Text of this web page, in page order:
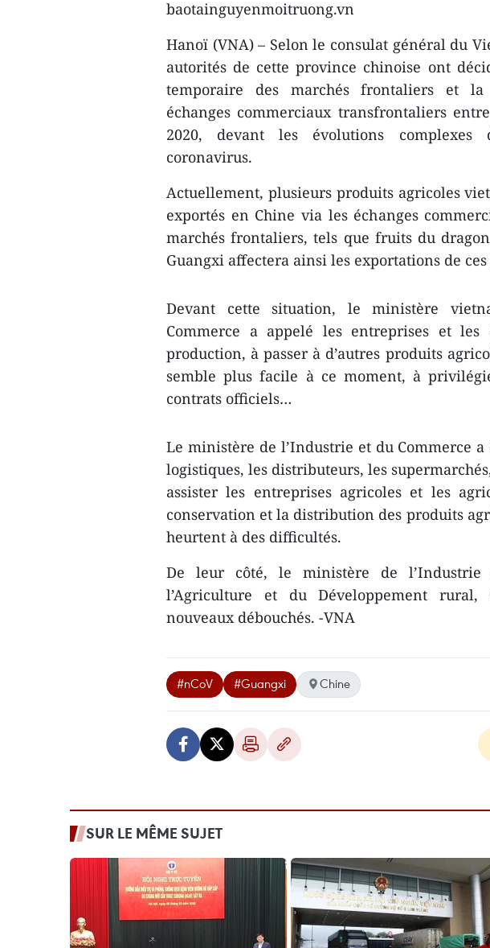
baotainguyenmoitruong.vn
Hanoï (VNA) – Selon le consulat général du
autorités de cette province chinoise ont
temporaire des marchés frontaliers et la
échanges commerciaux transfrontaliers
2020, devant les évolutions complexes
coronavirus.
Actuellement, plusieurs produits agricoles
exportés en Chine via les échanges
marchés frontaliers, tels que fruits du
Guangxi affectera ainsi les exportations de
Devant cette situation, le ministère
Commerce a appelé les entreprises et
production, à passer à d’autres produits
semble plus facile à ce moment, à
contrats officiels…
Le ministère de l’Industrie et du Commerce
logistiques, les distributeurs, les
assister les entreprises agricoles et les
conservation et la distribution des produits
heurtent à des difficultés.
De leur côté, le ministère de
l’Agriculture et du Développement
nouveaux débouchés. -VNA
#nCoV #Guangxi Chine
SUR LE MÊME SUJET